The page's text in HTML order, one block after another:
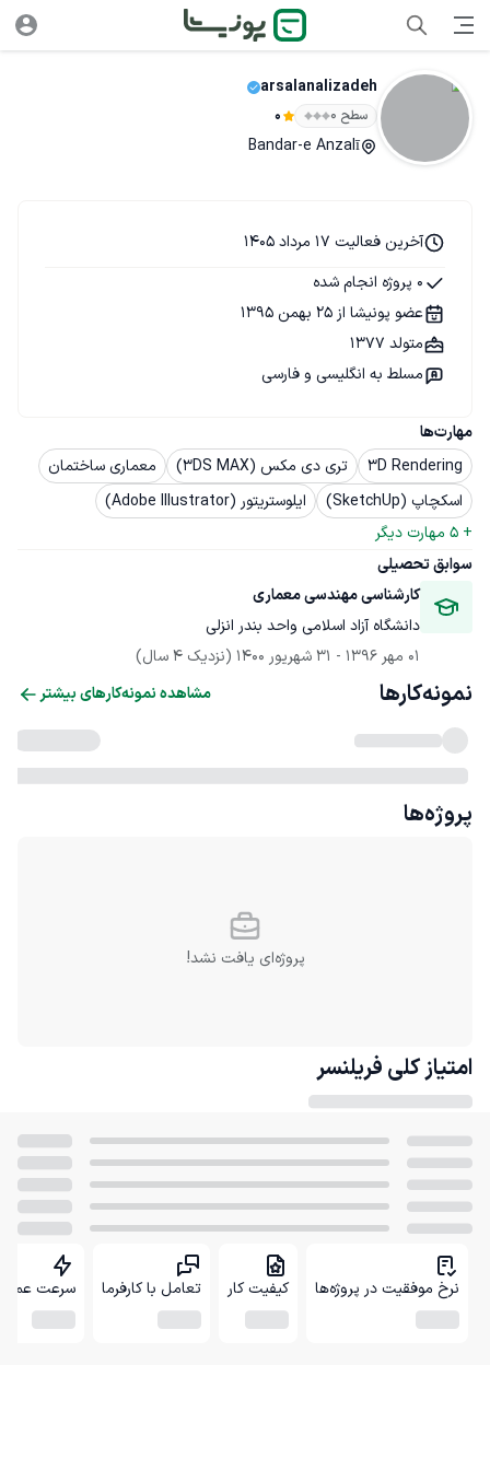
arsalanalizadeh
سطح ۰ 0
Bandar-e Anzalī
مهارت‌ها
3D Rendering
تری دی مکس (3DS MAX)
معماری ساختمان
اسکچاپ (SketchUp)
ایلوستریتور (Adobe Illustrator)
+
5 مهارت دیگر
سوابق تحصیلی
کارشناسی مهندسی معماری
دانشگاه آزاد اسلامی واحد بندر انزلی
01 مهر 1396
- 31 شهریور 1400 (نزدیک 4 سال)
آخرین فعالیت 17 مرداد 1405
0 پروژه انجام شده
عضو پونیشا از 25 بهمن 1395
متولد 1377
مسلط به انگلیسی و فارسی
نمونه‌کارها مشاهده نمونه‌کارهای بیشتر
پروژه‌ها
پروژه‌ای یافت نشد!
امتیاز کلی فریلنسر
نرخ موفقیت در پروژه‌ها کیفیت کار تعامل با کارفرما سرعت عمل